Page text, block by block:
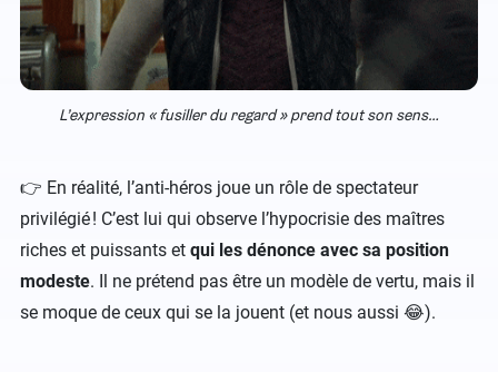
L’expression « fusiller du regard » prend tout son sens…
👉 En réalité, l’anti-héros joue un rôle de spectateur
privilégié ! C’est lui qui observe l’hypocrisie des maîtres
riches et puissants et qui les dénonce avec sa position
modeste. Il ne prétend pas être un modèle de vertu, mais il
se moque de ceux qui se la jouent (et nous aussi 😂).